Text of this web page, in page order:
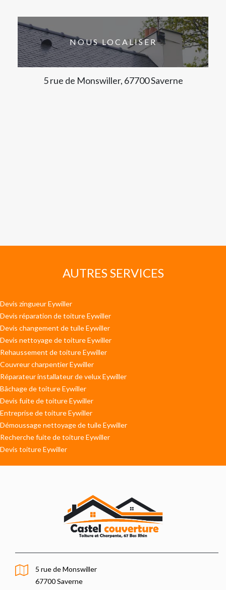
NOUS LOCALISER
5 rue de Monswiller, 67700 Saverne
AUTRES SERVICES
Devis zingueur Eywiller
Devis réparation de toiture Eywiller
Devis changement de tuile Eywiller
Devis nettoyage de toiture Eywiller
Rehaussement de toiture Eywiller
Couvreur charpentier Eywiller
Réparateur installateur de velux Eywiller
Bâchage de toiture Eywiller
Devis fuite de toiture Eywiller
Entreprise de toiture Eywiller
Démoussage nettoyage de tuile Eywiller
Recherche fuite de toiture Eywiller
Devis toiture Eywiller
5 rue de Monswiller
67700 Saverne